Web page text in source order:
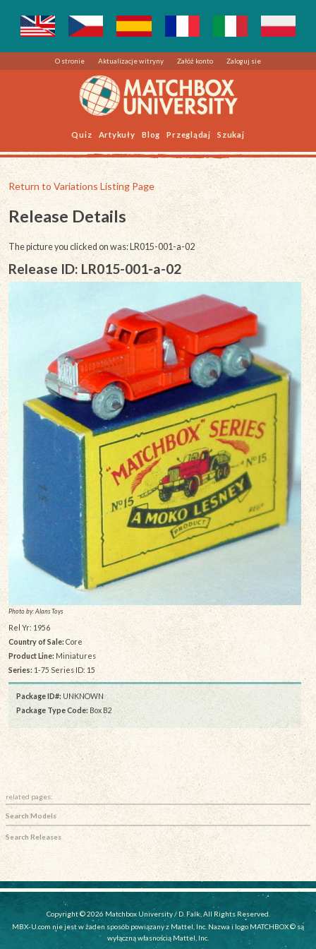
O stronie Aktualizacje witryny Załóż konto Zaloguj sie
Quiz Artykuły Blog Przeglądaj Szukaj
Return to Variations Listing Page
Release Details
The picture you clicked on was: LR015-001-a-02
Release ID: LR015-001-a-02
Photo by: Alans Toys
Rel Yr: 1956
Country of Sale: Core
Product Line: Miniatures
Series: 1-75 Series ID: 15
Package ID#: UNKNOWN
Package Type Code: Box B2
related pages:
Search Models
Search Releases
Copyright © 2026 Matchbox University / D. Falk, All Rights Reserved.
MBX-U.com nie jest w żaden sposób powiązany z Mattel, Inc. Nazwa i logo MATCHBOX © są
wyłączną własnością Mattel, Inc.